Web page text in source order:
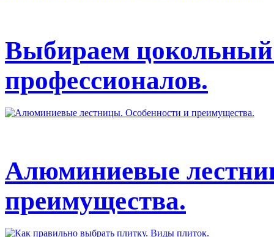
Выбираем цокольный
профессионалов.
Алюминиевые
преимущества.